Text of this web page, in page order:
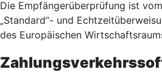
Die Empfängerüberprüfung ist
„Standard“- und
des Europäischen